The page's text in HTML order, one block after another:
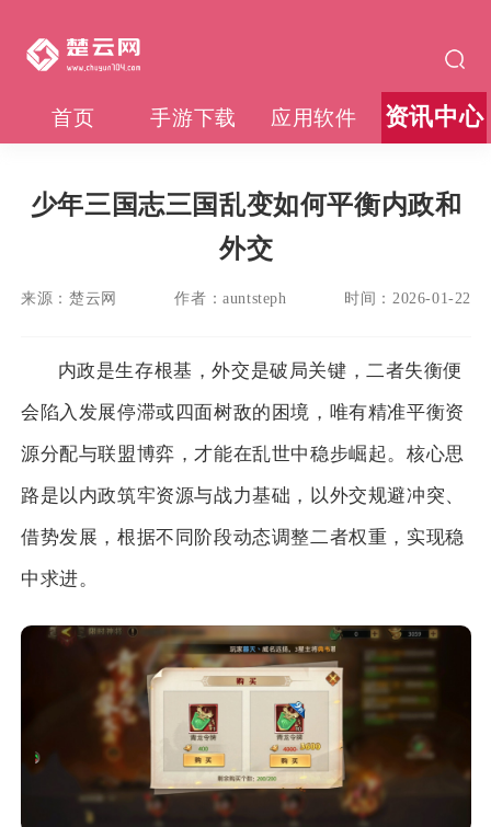
首页 手游下载 应用软件 资讯中心
少年三国志三国乱变如何平衡内政和
外交
来源： 楚云网 作者：auntsteph 时间： 2026-01-22
内政是生存根基，外交是破局关键，二者失衡便
会陷入发展停滞或四面树敌的困境，唯有精准平衡资
源分配与联盟博弈，才能在乱世中稳步崛起。核心思
路是以内政筑牢资源与战力基础，以外交规避冲突、
借势发展，根据不同阶段动态调整二者权重，实现稳
中求进。